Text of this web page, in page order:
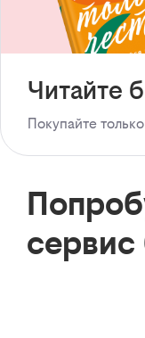
Читайте
Покупайте
сервис